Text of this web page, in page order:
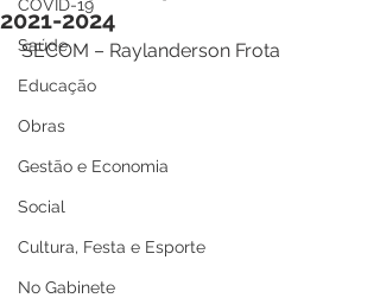
COVID-19
Saúde
Educação
Obras
Gestão e Economia
Social
Cultura, Festa e Esporte
No Gabinete
2021-2024
SECOM – Raylanderson Frota